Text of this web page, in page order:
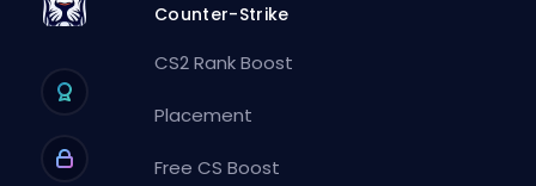
Counter-Strike
CS2 Rank Boost
Placement
Free CS Boost